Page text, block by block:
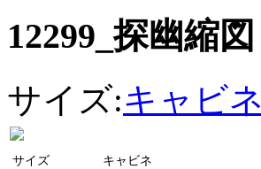
12299_探幽縮図
サイズ:キャビネ
サイズ
キャビネ